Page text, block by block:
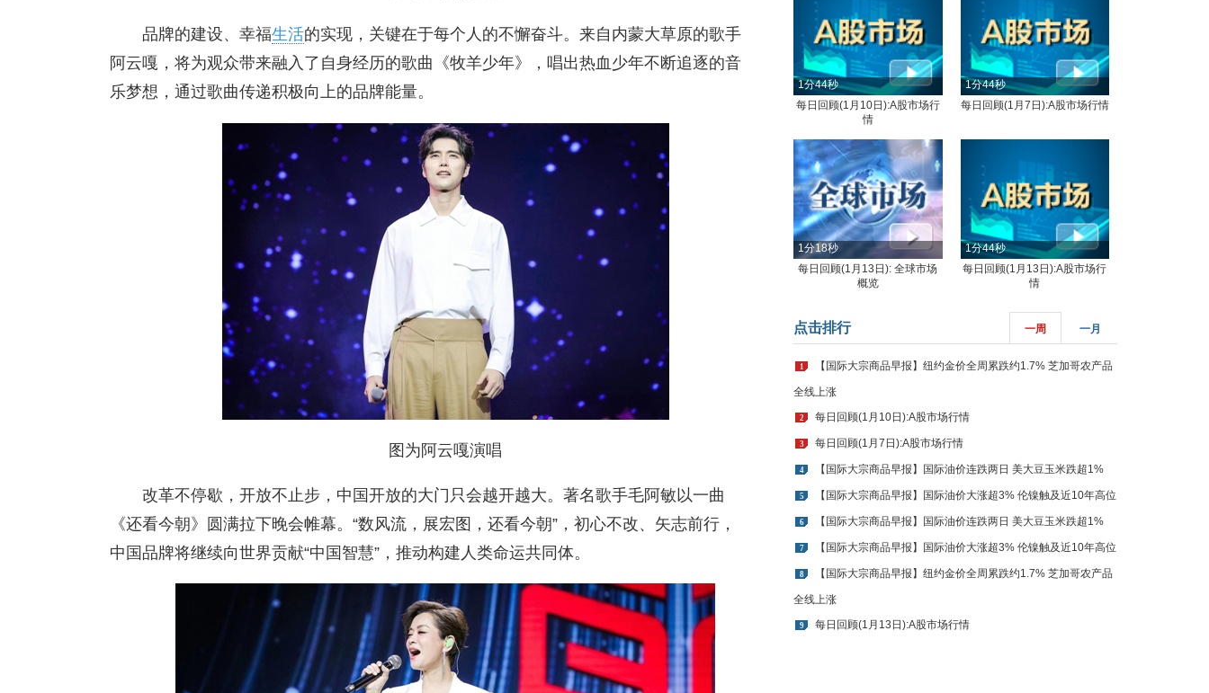
品牌的建设、幸福生活的实现，关键在于每个人的不懈奋斗。来自内蒙大草原的歌手
阿云嘎，将为观众带来融入了自身经历的歌曲《牧羊少年》，唱出热血少年不断追逐的音
乐梦想，通过歌曲传递积极向上的品牌能量。
图为阿云嘎演唱
改革不停歇，开放不止步，中国开放的大门只会越开越大。著名歌手毛阿敏以一曲
《还看今朝》圆满拉下晚会帷幕。“数风流，展宏图，还看今朝”，初心不改、矢志前行，
中国品牌将继续向世界贡献“中国智慧”，推动构建人类命运共同体。
1分44秒
每日回顾(1月10日):A股市场行
情
1分44秒
每日回顾(1月7日):A股市场行情
1分18秒
每日回顾(1月13日): 全球市场
概览
1分44秒
每日回顾(1月13日):A股市场行
情
1 【国际大宗商品早报】纽约金价全周累跌约1.7% 芝加哥农产品
全线上涨
每日回顾(1月7日):A股市场行情
【国际大宗商品早报】国际油价连跌两日 美大豆玉米跌超1%
【国际大宗商品早报】国际油价大涨超3% 伦镍触及近10年高位
【国际大宗商品早报】国际油价连跌两日 美大豆玉米跌超1%
【国际大宗商品早报】国际油价大涨超3% 伦镍触及近10年高位
【国际大宗商品早报】纽约金价全周累跌约1.7% 芝加哥农产品
全线上涨